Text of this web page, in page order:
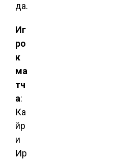
да.
Иг
ро
к
ма
тч
а:
Ка
йр
и
Ир